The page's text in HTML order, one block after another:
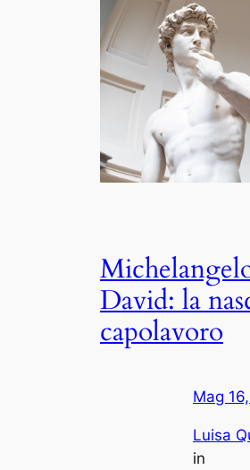
David: la
capolavoro
Mag
Luisa
in